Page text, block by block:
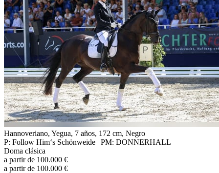
Hannoveriano, Yegua, 7 años, 172 cm, Negro
P: Follow Him‘s Schönweide | PM: DONNERHALL
Doma clásica
a partir de 100.000 €
a partir de 100.000 €